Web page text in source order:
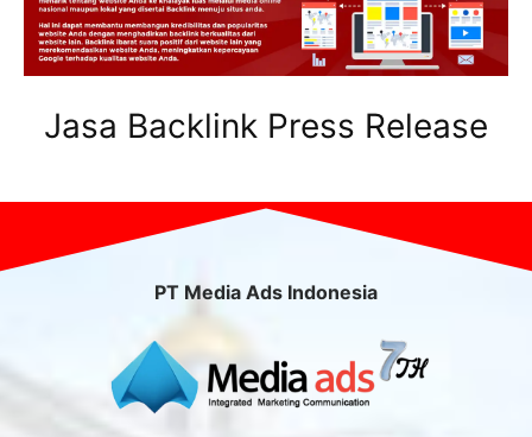
Jasa Backlink Press Release
PT Media Ads Indonesia